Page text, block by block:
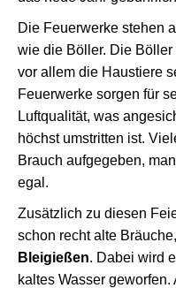
Die Feuerwerke stehen
wie die Böller. Die
vor allem die Haustiere
Feuerwerke sorgen für
Luftqualität, was
höchst umstritten ist.
Brauch aufgegeben,
egal.
Zusätzlich zu diesen
schon recht alte
Bleigießen. Dabei wird
kaltes Wasser